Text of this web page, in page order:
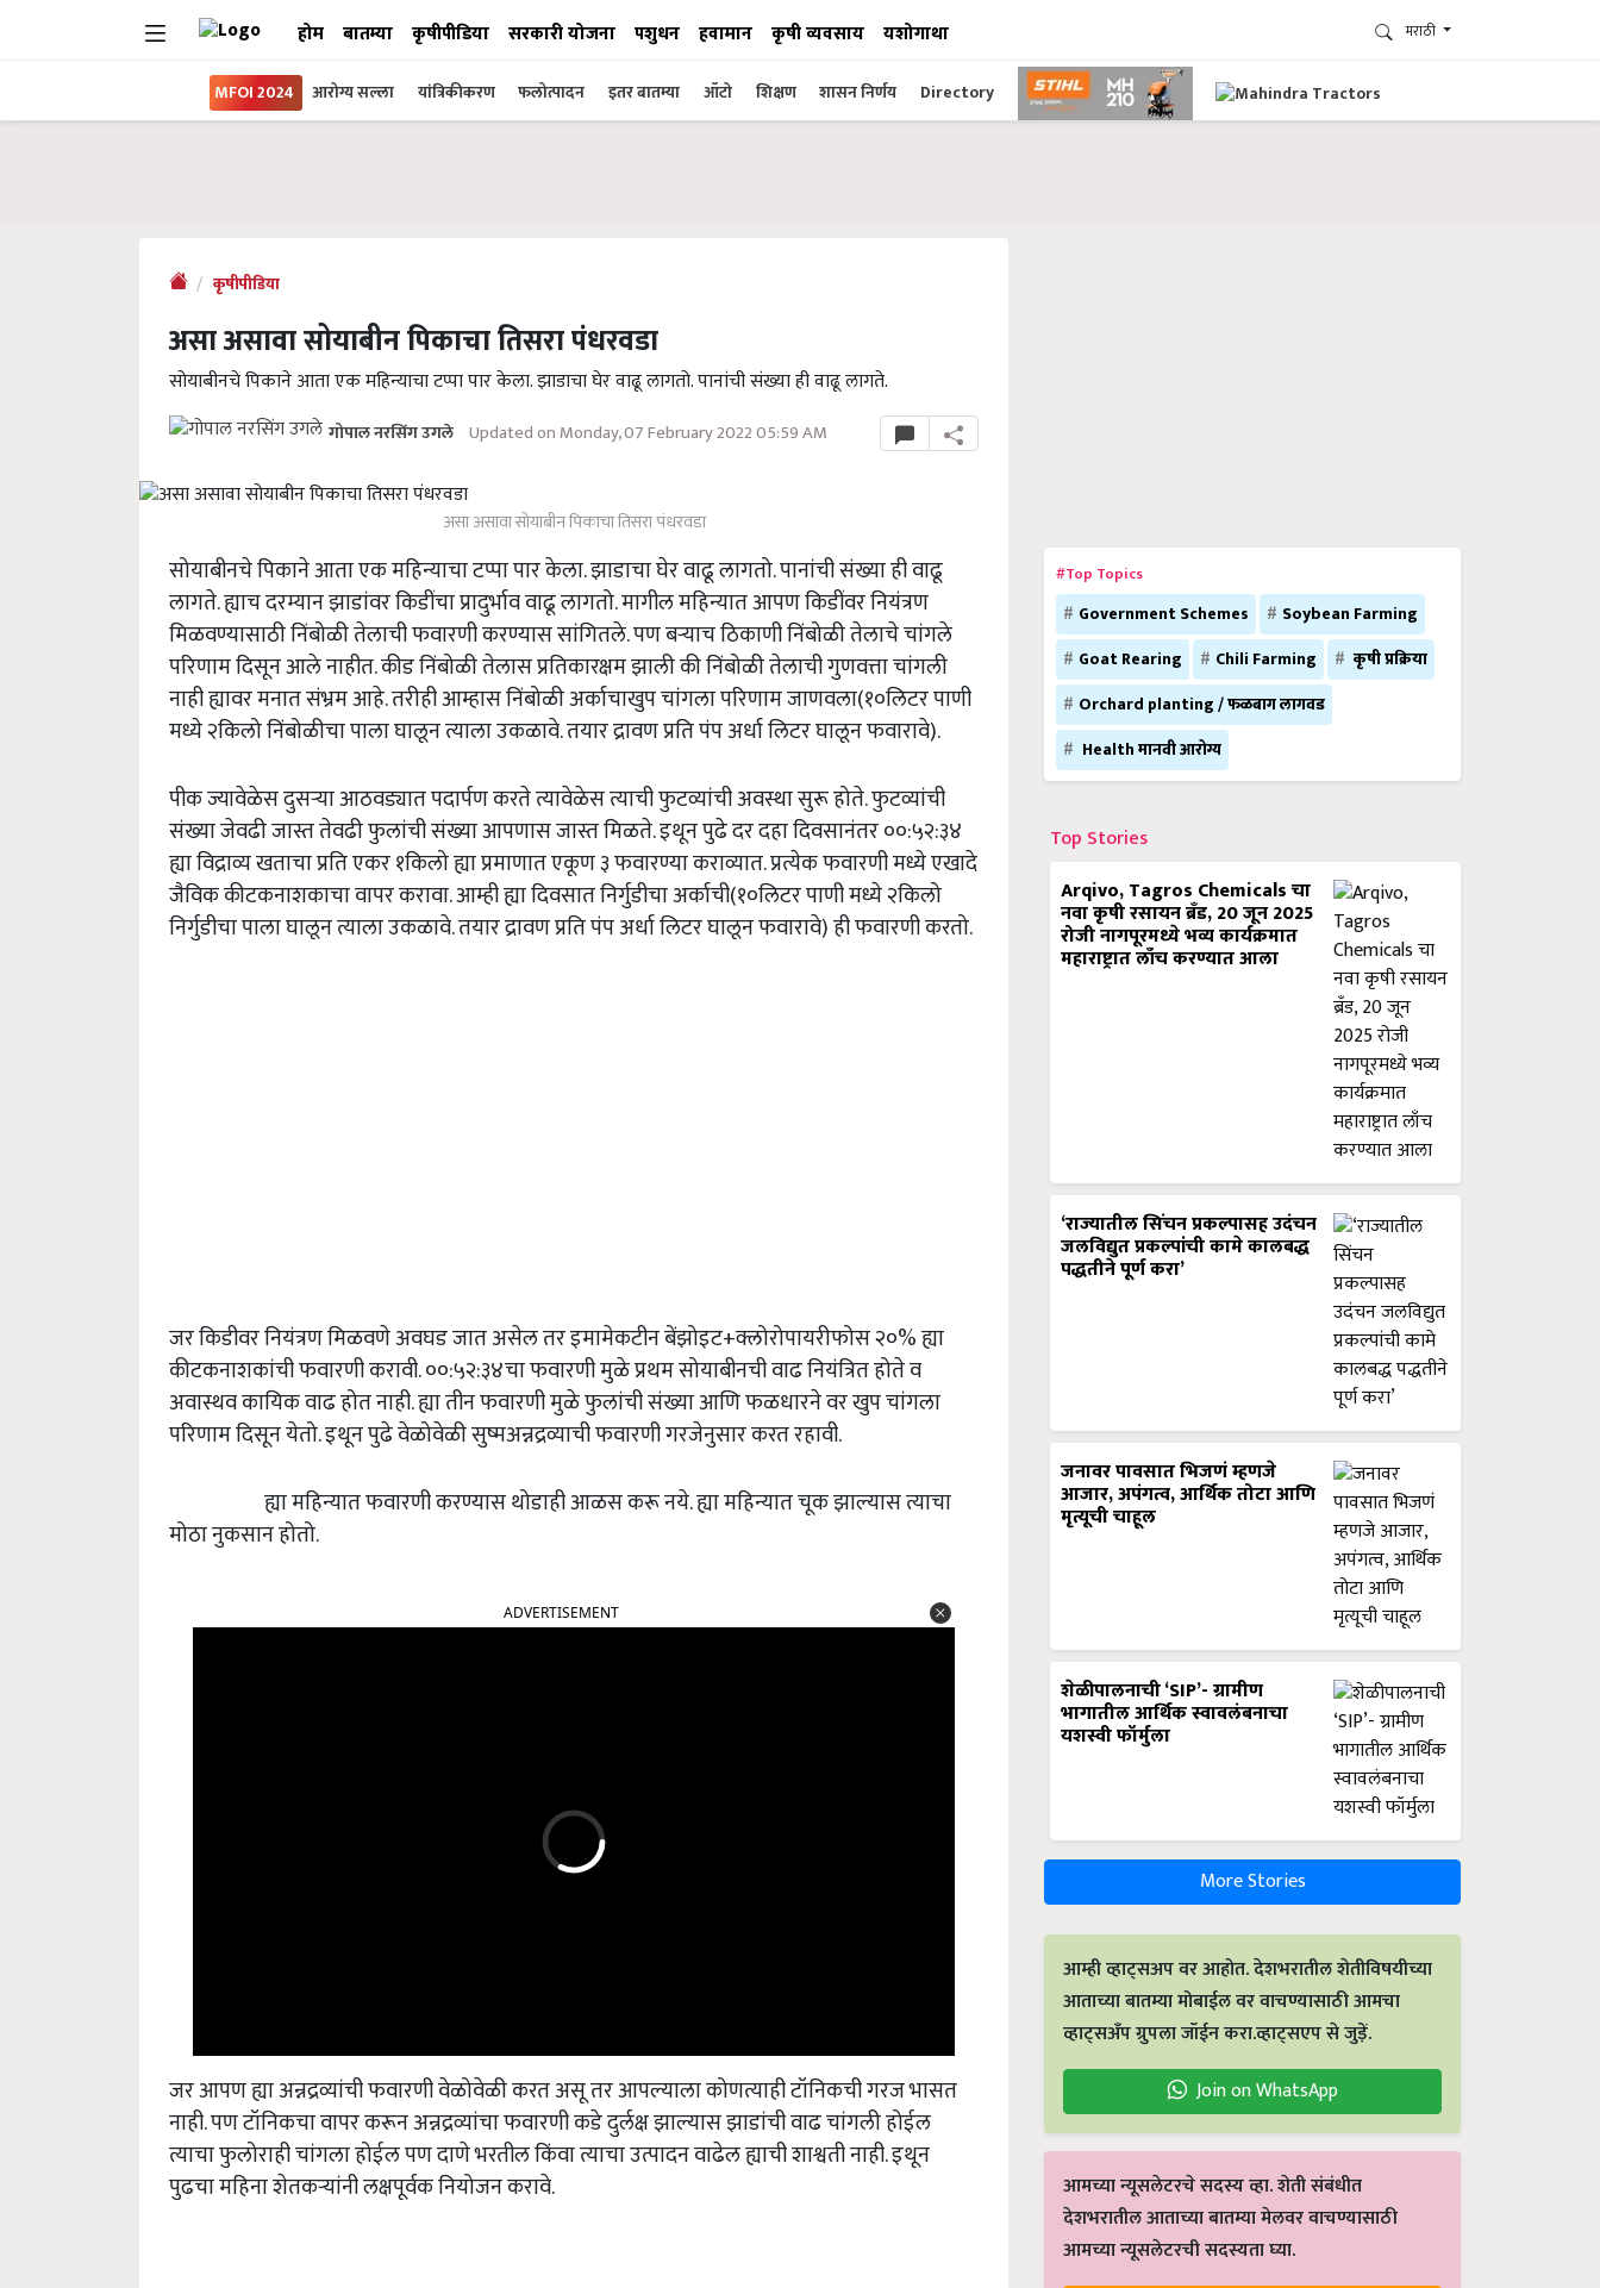
होम बातम्या कृषीपीडिया सरकारी योजना पशुधन हवामान कृषी व्यवसाय यशोगाथा मराठी
MFOI 2024 आरोग्य सल्ला यांत्रिकीकरण फलोत्पादन इतर बातम्या ऑटो शिक्षण शासन निर्णय Directory
कृषीपीडिया
असा असावा सोयाबीन पिकाचा तिसरा पंधरवडा
सोयाबीनचे पिकाने आता एक महिन्याचा टप्पा पार केला. झाडाचा घेर वाढू लागतो. पानांची संख्या ही वाढू लागते.
गोपाल नरसिंग उगले Updated on Monday, 07 February 2022 05:59 AM
असा असावा सोयाबीन पिकाचा तिसरा पंधरवडा
सोयाबीनचे पिकाने आता एक महिन्याचा टप्पा पार केला. झाडाचा घेर वाढू लागतो. पानांची संख्या ही वाढू
लागते. ह्याच दरम्यान झाडांवर किडींचा प्रादुर्भाव वाढू लागतो. मागील महिन्यात आपण किडींवर नियंत्रण
मिळवण्यासाठी निंबोळी तेलाची फवारणी करण्यास सांगितले. पण बऱ्याच ठिकाणी निंबोळी तेलाचे चांगले
परिणाम दिसून आले नाहीत. कीड निंबोळी तेलास प्रतिकारक्षम झाली की निंबोळी तेलाची गुणवत्ता चांगली
नाही ह्यावर मनात संभ्रम आहे. तरीही आम्हास निंबोळी अर्काचाखुप चांगला परिणाम जाणवला(१०लिटर पाणी
मध्ये २किलो निंबोळीचा पाला घालून त्याला उकळावे. तयार द्रावण प्रति पंप अर्धा लिटर घालून फवारावे).
पीक ज्यावेळेस दुसऱ्या आठवड्यात पदार्पण करते त्यावेळेस त्याची फुटव्यांची अवस्था सुरू होते. फुटव्यांची
संख्या जेवढी जास्त तेवढी फुलांची संख्या आपणास जास्त मिळते. इथून पुढे दर दहा दिवसानंतर ००:५२:३४
ह्या विद्राव्य खताचा प्रति एकर १किलो ह्या प्रमाणात एकूण ३ फवारण्या कराव्यात. प्रत्येक फवारणी मध्ये एखादे
जैविक कीटकनाशकाचा वापर करावा. आम्ही ह्या दिवसात निर्गुडीचा अर्काची(१०लिटर पाणी मध्ये २किलो
निर्गुडीचा पाला घालून त्याला उकळावे. तयार द्रावण प्रति पंप अर्धा लिटर घालून फवारावे) ही फवारणी करतो.
जर किडीवर नियंत्रण मिळवणे अवघड जात असेल तर इमामेकटीन बेंझोइट+क्लोरोपायरीफोस २०% ह्या
कीटकनाशकांची फवारणी करावी. ००:५२:३४चा फवारणी मुळे प्रथम सोयाबीनची वाढ नियंत्रित होते व
अवास्थव कायिक वाढ होत नाही. ह्या तीन फवारणी मुळे फुलांची संख्या आणि फळधारने वर खुप चांगला
परिणाम दिसून येतो. इथून पुढे वेळोवेळी सुष्मअन्नद्रव्याची फवारणी गरजेनुसार करत रहावी.
ह्या महिन्यात फवारणी करण्यास थोडाही आळस करू नये. ह्या महिन्यात चूक झाल्यास त्याचा
मोठा नुकसान होतो.
जर आपण ह्या अन्नद्रव्यांची फवारणी वेळोवेळी करत असू तर आपल्याला कोणत्याही टॉनिकची गरज भासत
नाही. पण टॉनिकचा वापर करून अन्नद्रव्यांचा फवारणी कडे दुर्लक्ष झाल्यास झाडांची वाढ चांगली होईल
त्याचा फुलोराही चांगला होईल पण दाणे भरतील किंवा त्याचा उत्पादन वाढेल ह्याची शाश्वती नाही. इथून
पुढचा महिना शेतकऱ्यांनी लक्षपूर्वक नियोजन करावे.
#Top Topics
Government Schemes
Soybean Farming
Goat Rearing
Chili Farming
कृषी प्रक्रिया
Orchard planting / फळबाग लागवड
Health मानवी आरोग्य
Top Stories
Arqivo, Tagros Chemicals चा
नवा कृषी रसायन ब्रँड, 20 जून 2025
रोजी नागपूरमध्ये भव्य कार्यक्रमात
महाराष्ट्रात लाँच करण्यात आला
‘राज्यातील सिंचन प्रकल्पासह उदंचन
जलविद्युत प्रकल्पांची कामे कालबद्ध
पद्धतीने पूर्ण करा’
जनावर पावसात भिजणं म्हणजे
आजार, अपंगत्व, आर्थिक तोटा आणि
मृत्यूची चाहूल
शेळीपालनाची ‘SIP’- ग्रामीण
भागातील आर्थिक स्वावलंबनाचा
यशस्वी फॉर्मुला
More Stories
आम्ही व्हाट्सअप वर आहोत. देशभरातील शेतीविषयीच्या
आताच्या बातम्या मोबाईल वर वाचण्यासाठी आमचा
व्हाट्सअँप ग्रुपला जॉईन करा.व्हाट्सएप से जुड़ें.
Join on WhatsApp
आमच्या न्यूसलेटरचे सदस्य व्हा. शेती संबंधीत
देशभरातील आताच्या बातम्या मेलवर वाचण्यासाठी
आमच्या न्यूसलेटरची सदस्यता घ्या.